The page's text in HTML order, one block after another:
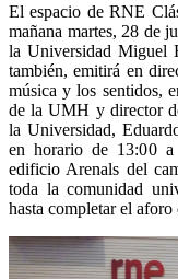
El espacio de RNE
mañana martes, 28 de
la Universidad Miguel
también, emitirá en
música y los sentidos,
de la UMH y director
la Universidad,
en horario de 13:00
edificio Arenals del
toda la comunidad
hasta completar el aforo